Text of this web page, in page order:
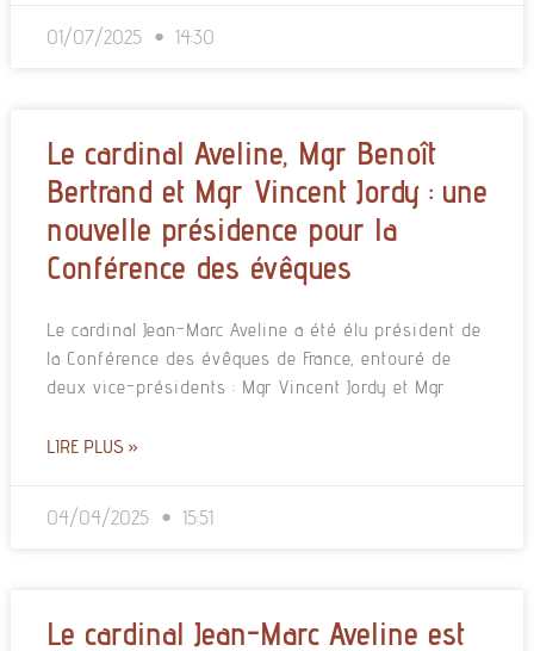
01/07/2025 14:30
Le cardinal Aveline, Mgr Benoît
Bertrand et Mgr Vincent Jordy : une
nouvelle présidence pour la
Conférence des évêques
Le cardinal Jean-Marc Aveline a été élu président de
la Conférence des évêques de France, entouré de
deux vice-présidents : Mgr Vincent Jordy et Mgr
LIRE PLUS »
04/04/2025 15:51
Le cardinal Jean-Marc Aveline est